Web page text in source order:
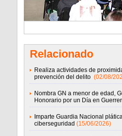
Relacionado
Realiza actividades de
prevención del delito (02/08/
Nombra GN a menor de edad,
Honorario por un Día en
Imparte Guardia Nacional
ciberseguridad (15/06/2026)